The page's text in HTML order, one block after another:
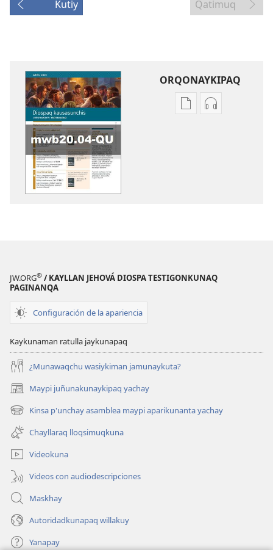
Kutiy Qatimuq
ORQONAYKIPAQ
KaypiKaypin
JW.ORG® / KAYLLAN JEHOVÁ DIOSPA TESTIGONKUNAQ
PAGINANQA
Configuración de la apariencia
Kaykunaman ratulla jaykunapaq
¿Munawaqchu wasiykiman jamunaykuta?
Maypi juñunakunaykipaq yachay
(abre
una
nueva
ventana)
Kinsa p'unchay asamblea maypi aparikunanta yachay
(abre
una
nueva
ventana)
Chayllaraq lloqsimuqkuna
Videokuna
Videos con audiodescripciones
Maskhay
Autoridadkunapaq willakuy
Yanapay